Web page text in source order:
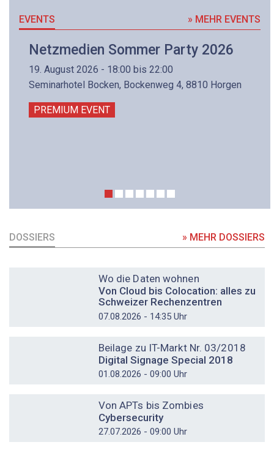
EVENTS » MEHR EVENTS
Netzmedien Sommer Party 2026
19. August 2026 - 18:00 bis 22:00
Seminarhotel Bocken, Bockenweg 4, 8810 Horgen
PREMIUM EVENT
DOSSIERS » MEHR DOSSIERS
Wo die Daten wohnen
Von Cloud bis Colocation: alles zu
Schweizer Rechenzentren
07.08.2026 - 14:35 Uhr
Beilage zu IT-Markt Nr. 03/2018
Digital Signage Special 2018
01.08.2026 - 09:00 Uhr
Von APTs bis Zombies
Cybersecurity
27.07.2026 - 09:00 Uhr